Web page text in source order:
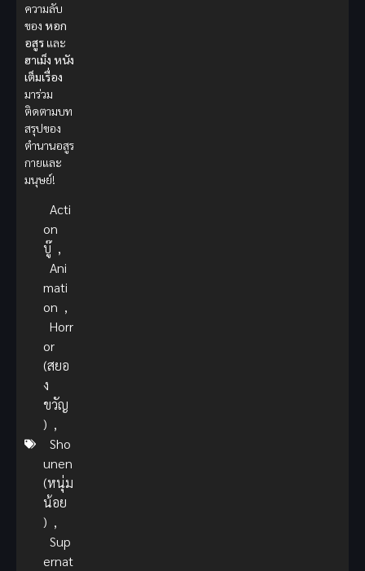
ความลับ
ของ หอก
อสูร และ
ฮาเม็ง หนัง
เต็มเรื่อง
มาร่วม
ติดตามบท
สรุปของ
ตำนานอสูร
กายและ
มนุษย์!
Acti
on
บู๊ ,
Ani
mati
on ,
Horr
or
(สยอ
ง
ขวัญ
) ,
Sho
unen
(หนุ่ม
น้อย
) ,
Sup
ernat